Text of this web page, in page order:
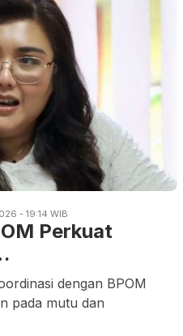
- 19:14 WIB
Perkuat
dengan BPOM
pada mutu dan